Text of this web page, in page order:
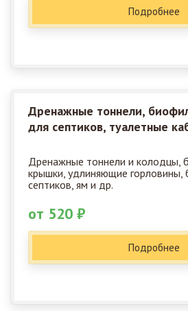
Подробнее
Дренажные тоннели,
для септиков, туалетные
Дренажные тоннели и колодцы,
крышки, удлиняющие горловины,
септиков, ям и др.
от 520 ₽
Подробнее